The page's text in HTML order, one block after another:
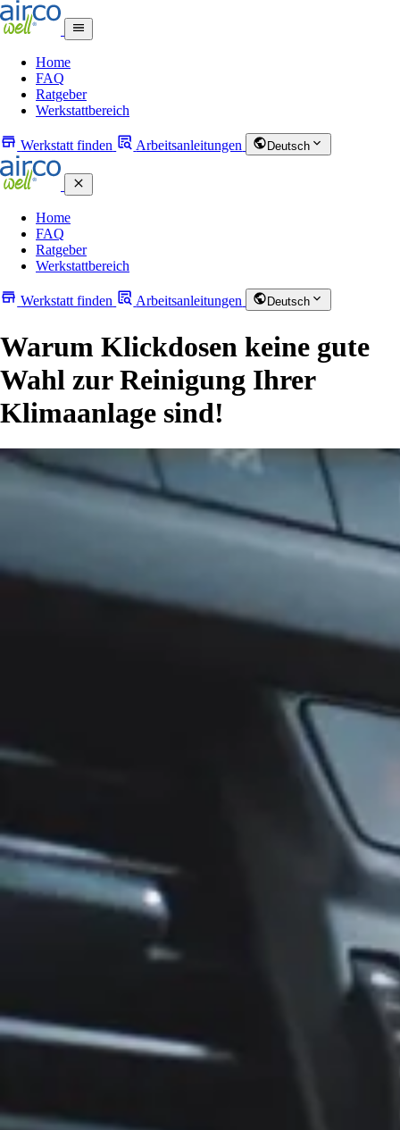
Home
FAQ
Ratgeber
Werkstattbereich
Werkstatt finden Arbeitsanleitungen Deutsch
Home
FAQ
Ratgeber
Werkstattbereich
Werkstatt finden Arbeitsanleitungen Deutsch
Warum Klickdosen keine gute
Wahl zur Reinigung Ihrer
Klimaanlage sind!